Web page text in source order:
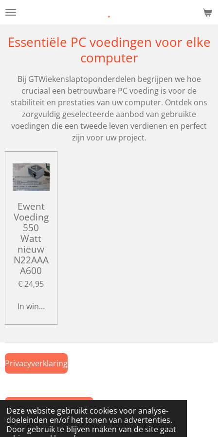
Deze website gebruikt cookies voor analyse-
doeleinden en/of het tonen van advertenties.
Door gebruik te blijven maken van de site gaat
Ga
de
.
Essentiële PC voedingen voor elke
computer
Bij GTWiekenslaptoponderdelen begrijpen we hoe
cruciaal een betrouwbare PC voeding is voor de
stabiliteit en prestaties van uw computer. Ontdek ons
zorgvuldig geselecteerde aanbod van gebruikte
voedingen die een tweede leven verdienen en perfect
zijn voor uw project.
Ewent
Voeding
550
Watt
nieuw
N22AAA
A600
€ 24,95
In winkelwagen
Privacyverklaring
Algemene Voorwaarden
© 2019 Onderdeel vanwww.GTWiekens.nl